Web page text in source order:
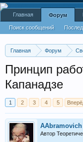
Главная Форум
Принцип
Капанадзе
1 2 3 4 5
AAbramovich
Автор
Главная Форум
Поиск сообщений